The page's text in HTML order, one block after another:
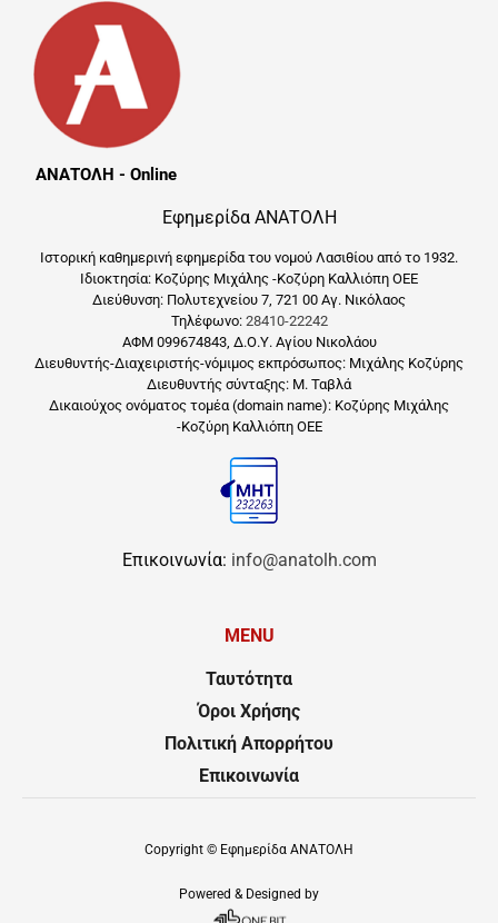
ΑΝΑΤΟΛΗ - Online
Εφημερίδα ΑΝΑΤΟΛΗ
Ιστορική καθημερινή εφημερίδα του νομού Λασιθίου από το 1932.
Ιδιοκτησία: Κοζύρης Μιχάλης -Κοζύρη Καλλιόπη ΟΕΕ
Διεύθυνση: Πολυτεχνείου 7, 721 00 Αγ. Νικόλαος
Τηλέφωνο: 28410-22242
ΑΦΜ 099674843, Δ.Ο.Υ. Αγίου Νικολάου
Διευθυντής-Διαχειριστής-νόμιμος εκπρόσωπος: Μιχάλης Κοζύρης
Διευθυντής σύνταξης: Μ. Ταβλά
Δικαιούχος ονόματος τομέα (domain name): Κοζύρης Μιχάλης
-Κοζύρη Καλλιόπη ΟΕΕ
Επικοινωνία: info@anatolh.com
MENU
Ταυτότητα
Όροι Χρήσης
Πολιτική Απορρήτου
Επικοινωνία
Copyright © Εφημερίδα ΑΝΑΤΟΛΗ
Powered & Designed by